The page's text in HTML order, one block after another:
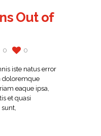
Out of
0 0
iste natus error
doloremque
eaque ipsa,
et quasi